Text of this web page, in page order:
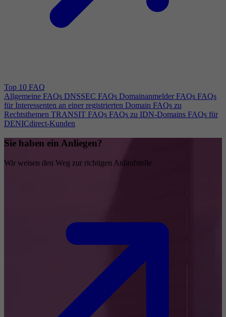
Top 10 FAQ
Allgemeine FAQs DNSSEC FAQs Domainanmelder FAQs FAQs
für Interessenten an einer registrierten Domain FAQs zu
Rechtsthemen TRANSIT FAQs FAQs zu IDN-Domains FAQs für
DENICdirect-Kunden
Sie haben ein Anliegen?
Wir weisen den Weg zur richtigen Anlaufstelle